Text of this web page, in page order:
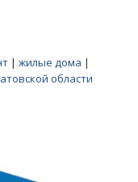
| жилые дома |
области